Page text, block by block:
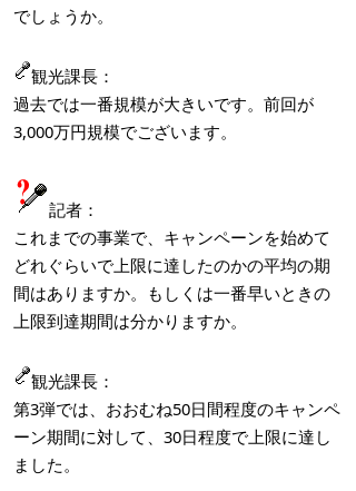
でしょうか。
観光課長：
過去では一番規模が大きいです。前回が
3,000万円規模でございます。
記者：
これまでの事業で、キャンペーンを始めて
どれぐらいで上限に達したのかの平均の期
間はありますか。もしくは一番早いときの
上限到達期間は分かりますか。
観光課長：
第3弾では、おおむね50日間程度のキャンペ
ーン期間に対して、30日程度で上限に達し
ました。